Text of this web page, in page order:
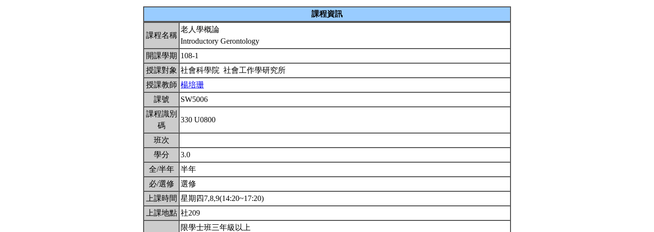
課程資訊
課程名稱
老人學概論
Introductory Gerontology
開課學期 108-1
授課對象 社會科學院 社會工作學研究所
授課教師 楊培珊
課號
SW5006
課程識別
碼
330 U0800
班次
學分
3.0
全/半年
半年
必/選修
選修
上課時間 星期四7,8,9(14:20~17:20)
上課地點 社209
限學士班三年級以上